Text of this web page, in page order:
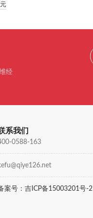
经
系我们
0588-163
案号：吉ICP备15003201号-2